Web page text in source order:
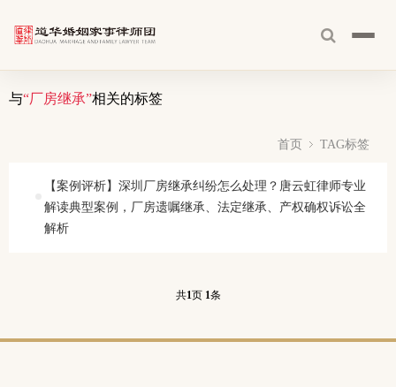
与“厂房继承”相关的标签
首页 TAG标签
【案例评析】深圳厂房继承纠纷怎么处理？唐云虹律师专业
解读典型案例，厂房遗嘱继承、法定继承、产权确权诉讼全
解析
共1页 1条